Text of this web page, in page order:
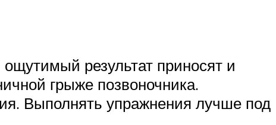
результат приносят и
грыже позвоночника.
Выполнять упражнения лучше под